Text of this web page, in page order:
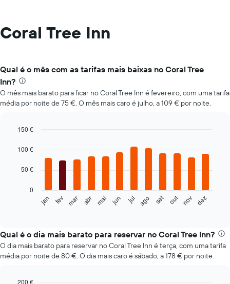
Coral Tree Inn
Qual é o mês com as tarifas mais baixas no Coral Tree
Inn?
O mês mais barato para ficar no Coral Tree Inn é fevereiro, com uma tarifa
média por noite de 75 €. O mês mais caro é julho, a 109 € por noite.
chart
bars.
o
preço
médio
de
quarto
graphic.
jan fev mar abr mai jun jul ago set out nov dez
0
50 €
100 €
150 €
Qual é o dia mais barato para reservar no Coral Tree Inn?
O dia mais barato para reservar no Coral Tree Inn é terça, com uma tarifa
média por noite de 80 €. O dia mais caro é sábado, a 178 € por noite.
200 €